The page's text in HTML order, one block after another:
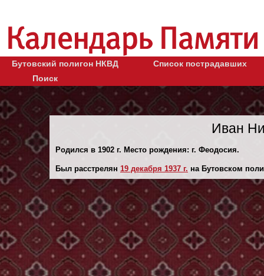
Бутовский полигон НКВД
Список пострадавших
Поиск
Иван
Родился в 1902 г. Место рождения: г. Феодосия.
Был расстрелян 19 декaбря 1937 г. на Бутовском